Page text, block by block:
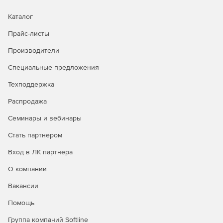
Фильтрация HTTPS – фильтрация SSL-трафика,
безопасный поиск – защита сети от неподобающего
Поддержка виртуализации – VMware, Xen и др.
Каталог
Прайс-листы
Производители
Специальные предложения
Техподдержка
Распродажа
Семинары и вебинары
Стать партнером
Вход в ЛК партнера
О компании
Вакансии
Помощь
Группа компаний Softline